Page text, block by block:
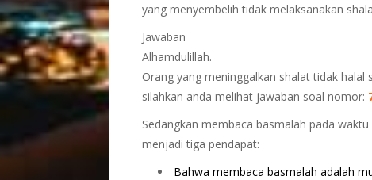
yang menyembelih tidak melaksanakan
Jawaban
Alhamdulillah.
Orang yang meninggalkan shalat tidak
silahkan anda melihat jawaban soal nomor:
Sedangkan membaca basmalah pada
menjadi tiga pendapat:
Bahwa membaca basmalah adalah